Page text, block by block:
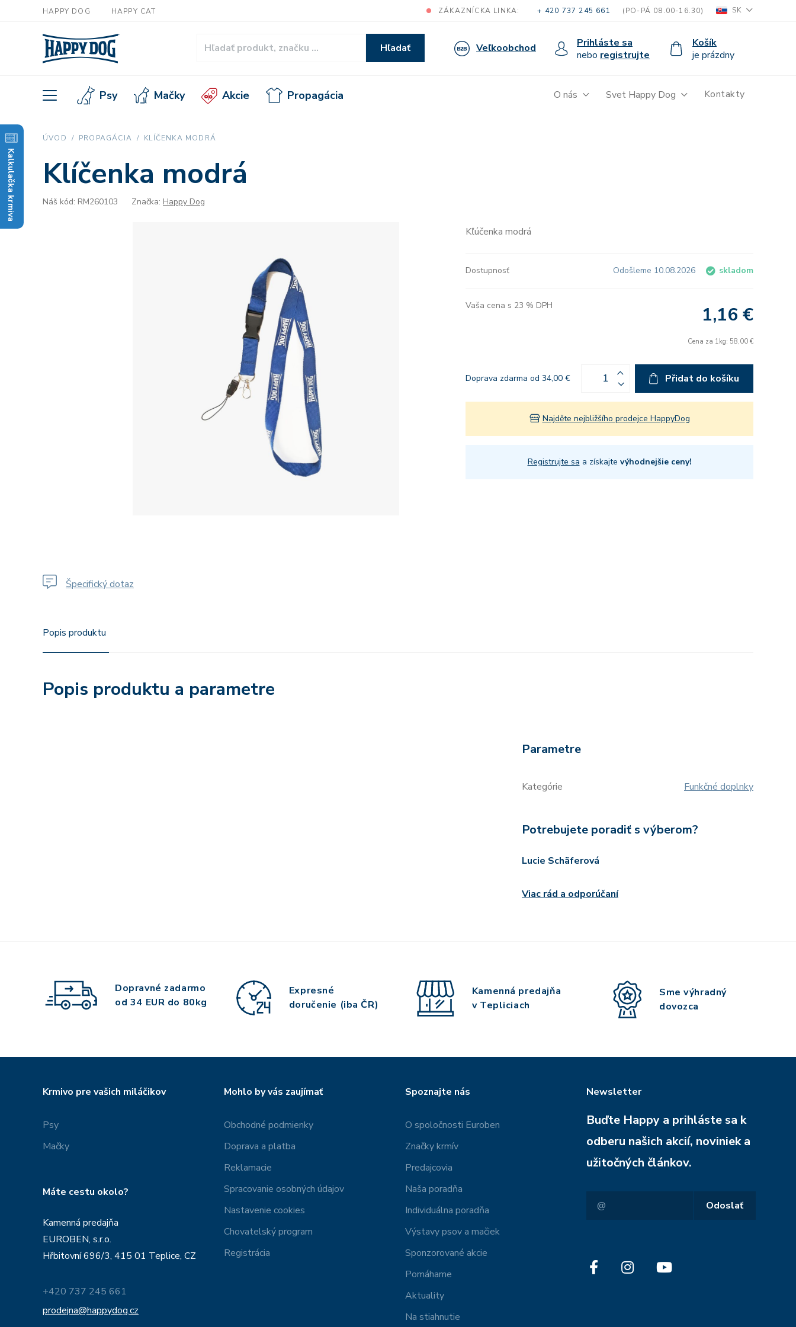
Kalkulačka krmiva
HAPPY DOG HAPPY CAT ZÁKAZNÍCKA LINKA: + 420 737 245 661 (PO-PÁ 08.00-16.30) SK
Hľadať Veľkoobchod
Prihláste sa
nebo registrujte
Košík
je prázdny
Psy Mačky Akcie Propagácia O nás Svet Happy Dog Kontakty
ÚVOD PROPAGÁCIA KLÍČENKA MODRÁ
Klíčenka modrá
Náš kód: RM260103 Značka: Happy Dog
Špecifický dotaz
Kľúčenka modrá
Dostupnosť Odošleme 10.08.2026 skladom
Vaša cena s 23 % DPH 1,16 €
Cena za 1kg: 58,00 €
Doprava zdarma od 34,00 € Přidat do košíku
Najděte nejbližšího prodejce HappyDog
Registrujte sa a získajte výhodnejšie ceny!
Popis produktu
Popis produktu a parametre
Parametre
Kategórie Funkčné doplnky
Potrebujete poradiť s výberom?
Lucie Schäferová
Viac rád a odporúčaní
Dopravné zadarmo
od 34 EUR do 80kg
Expresné
doručenie (iba ČR)
Kamenná predajňa
v Tepliciach
Sme výhradný
dovozca
Krmivo pre vašich miláčikov
Psy
Mačky
Máte cestu okolo?
Kamenná predajňa
EUROBEN, s.r.o.
Hřbitovní 696/3, 415 01 Teplice, CZ
+420 737 245 661
prodejna@happydog.cz
Mohlo by vás zaujímať
Obchodné podmienky
Doprava a platba
Reklamacie
Spracovanie osobných údajov
Nastavenie cookies
Chovatelský program
Registrácia
Spoznajte nás
O spoločnosti Euroben
Značky krmív
Predajcovia
Naša poradňa
Individuálna poradňa
Výstavy psov a mačiek
Sponzorované akcie
Pomáhame
Aktuality
Na stiahnutie
Newsletter
Buďte Happy a prihláste sa k
odberu našich akcií, noviniek a
užitočných článkov.
Odoslať